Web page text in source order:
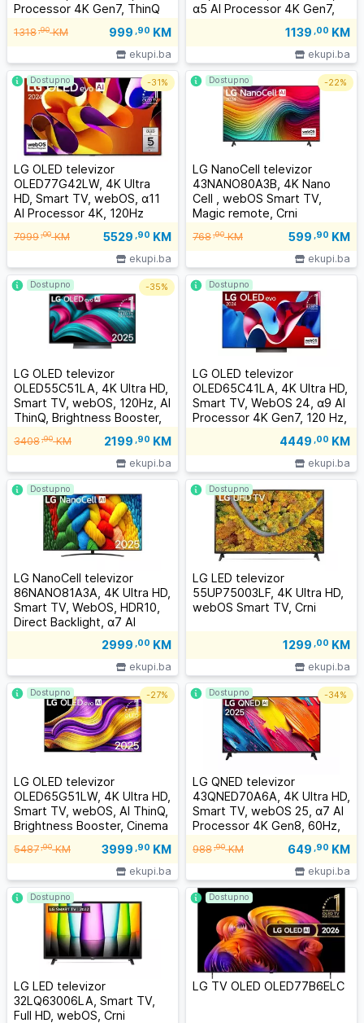
Processor 4K Gen7, ThinQ
1318,90KM 999 ,90 KM
ekupi.ba
α5 AI Processor 4K Gen7,
1139 ,00 KM
ekupi.ba
LG OLED televizor
OLED77G42LW, 4K Ultra
HD, Smart TV, webOS, α11
AI Processor 4K, 120Hz
7999,00KM 5529 ,90 KM
ekupi.ba
Dostupno -31%
LG NanoCell televizor
43NANO80A3B, 4K Nano
Cell , webOS Smart TV,
Magic remote, Crni
768,90KM 599 ,90 KM
ekupi.ba
Dostupno -22%
LG OLED televizor
OLED55C51LA, 4K Ultra HD,
Smart TV, webOS, 120Hz, AI
ThinQ, Brightness Booster,
daljinski, Crni
3408,90KM 2199 ,90 KM
ekupi.ba
Dostupno -35%
LG OLED televizor
OLED65C41LA, 4K Ultra HD,
Smart TV, WebOS 24, α9 AI
Processor 4K Gen7, 120 Hz,
Magični daljinski, Crni
4449 ,00 KM
ekupi.ba
Dostupno
LG NanoCell televizor
86NANO81A3A, 4K Ultra HD,
Smart TV, WebOS, HDR10,
Direct Backlight, α7 AI
procesor 4K Gen8, Crni
2999 ,00 KM
ekupi.ba
Dostupno
LG LED televizor
55UP75003LF, 4K Ultra HD,
webOS Smart TV, Crni
1299 ,00 KM
ekupi.ba
Dostupno
LG OLED televizor
OLED65G51LW, 4K Ultra HD,
Smart TV, webOS, AI ThinQ,
Brightness Booster, Cinema
5487,90KM 3999 ,90 KM
ekupi.ba
Dostupno -27%
LG QNED televizor
43QNED70A6A, 4K Ultra HD,
Smart TV, webOS 25, α7 AI
Processor 4K Gen8, 60Hz,
Crni
988,90KM 649 ,90 KM
ekupi.ba
Dostupno -34%
LG LED televizor
32LQ63006LA, Smart TV,
Full HD, webOS, Crni
Dostupno
LG TV OLED OLED77B6ELC
Dostupno